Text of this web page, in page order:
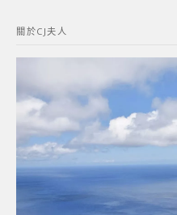
字:
關於CJ夫人